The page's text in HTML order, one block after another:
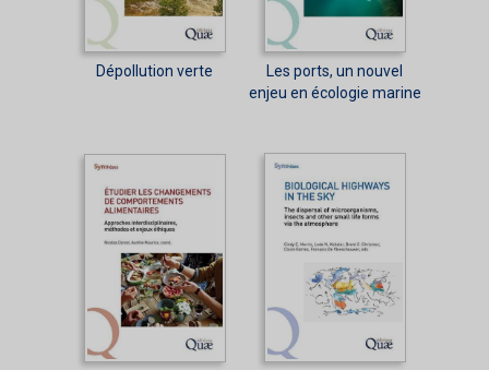
Dépollution verte
Les ports, un nouvel
enjeu en écologie marine